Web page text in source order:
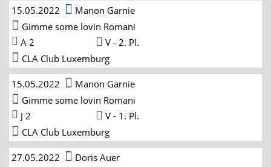
15.05.2022
Manon Garnie
Gimme some lovin Romani
A 2
V - 2. Pl.
CLA Club Luxemburg
15.05.2022
Manon Garnie
Gimme some lovin Romani
J 2
V - 1. Pl.
CLA Club Luxemburg
27.05.2022
Doris Auer